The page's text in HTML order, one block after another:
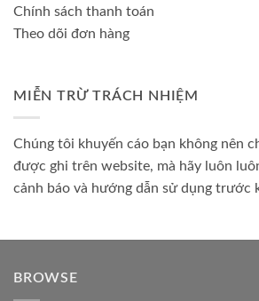
Chính sách thanh toán
Theo dõi đơn hàng
MIỄN TRỪ TRÁCH NHIỆM
Chúng tôi khuyến cáo bạn không nên
được ghi trên website, mà hãy luôn
cảnh báo và hướng dẫn sử dụng trước
BROWSE